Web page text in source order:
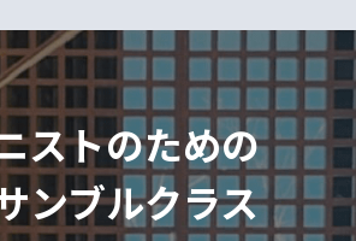
ストのための
ンブルクラス